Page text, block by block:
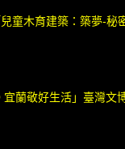
童木育建築：築夢-秘
宜蘭敬好生活」臺灣文